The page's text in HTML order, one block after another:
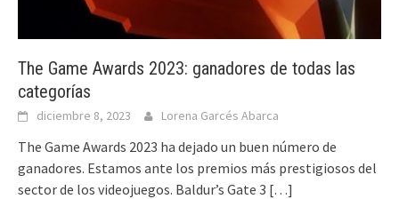
The Game Awards 2023: ganadores de todas las
categorías
diciembre 8, 2023 Lorena Garcés Abarca
The Game Awards 2023 ha dejado un buen número de
ganadores. Estamos ante los premios más prestigiosos del
sector de los videojuegos. Baldur’s Gate 3 […]